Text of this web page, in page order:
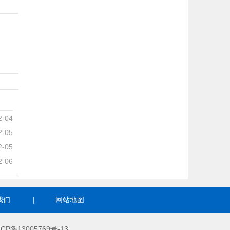
04
05
05
06
们 | 网站地图